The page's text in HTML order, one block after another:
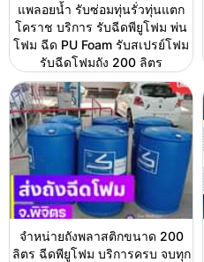
แพลอยน้ำ รับซ่อมทุ่นรั่วทุ่นแตก
โคราช บริการ รับฉีดพียูโฟม พ่น
โฟม ฉีด PU Foam รับสเปรย์โฟม
รับฉีดโฟมถัง 200 ลิตร
จำหน่ายถังพลาสติกขนาด 200
ลิตร ฉีดพียูโฟม บริการครบ จบทุก